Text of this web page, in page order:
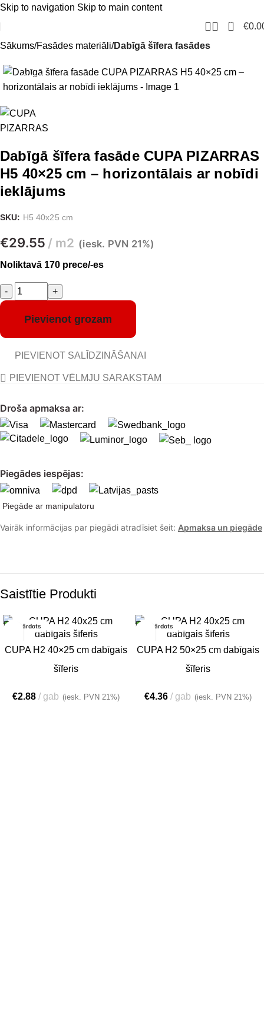
Skip to navigation Skip to main content
0 €
Sākums Fasādes materiāli Dabīgā šīfera fasādes
Ir noliktavā
Dabīgā šīfera fasāde CUPA PIZARRAS
H5 40×25 cm – horizontālais ar nobīdi
ieklājums
SKU: H5 40x25 cm
€29.55 m2 (iesk. PVN 21%)
Noliktavā 170 prece/-es
Pievienot grozam
Droša apmaksa ar:
Piegādes iespējas:
Piegāde ar manipulatoru
Vairāk informācijas par piegādi atradīsiet šeit: Apmaksa un piegāde
PIEVIENOT SALĪDZINĀŠANAI
PIEVIENOT VĒLMJU SARAKSTAM
Saistītie Produkti
Izpārdots
CUPA H2 40×25 cm dabīgais
šīferis
€2.88 gab (iesk. PVN 21%)
Izpārdots
CUPA H2 50×25 cm dabīgais
šīferis
€4.36 gab (iesk. PVN 21%)